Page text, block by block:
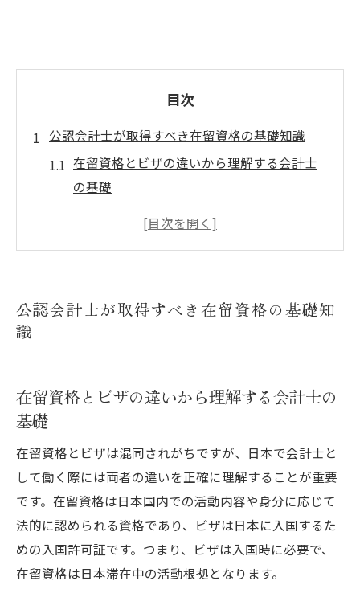
目次
公認会計士が取得すべき在留資格の基礎知識
在留資格とビザの違いから理解する会計士
の基礎
在留資格一覧で会計士の該当職種を確認し
要
在留資格申請に必要な書類と準備方法
イント
在留資格変更許可申請の具体的な流れを解
説
経営管理要件と会計士の在留資格の関係性
在留期間更新許可申請で注意すべき点
会計士試験は外国人にも開かれている理由
公認会計士が取得すべき在留資格の基礎知
識
在留資格とビザの違いから理解する会計士の
基礎
在留資格とビザは混同されがちですが、日本で会計士と
して働く際には両者の違いを正確に理解することが重要
です。在留資格は日本国内での活動内容や身分に応じて
法的に認められる資格であり、ビザは日本に入国するた
めの入国許可証です。つまり、ビザは入国時に必要で、
在留資格は日本滞在中の活動根拠となります。